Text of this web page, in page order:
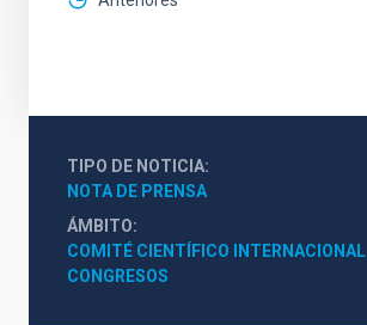
TIPO DE NOTICIA
NOTA DE PRENSA
ÁMBITO
COMITÉ CIENTÍFICO INTERNACIONAL
CONGRESOS